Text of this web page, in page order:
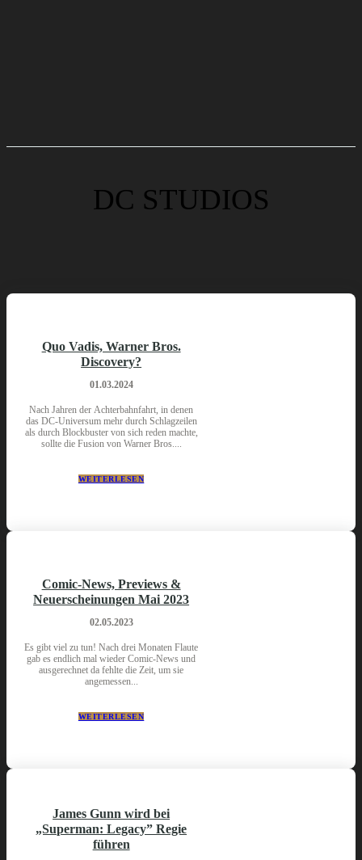
DC STUDIOS
Quo Vadis, Warner Bros.
Discovery?
01.03.2024
Nach Jahren der Achterbahnfahrt, in denen
das DC-Universum mehr durch Schlagzeilen
als durch Blockbuster von sich reden machte,
sollte die Fusion von Warner Bros....
WEITERLESEN
Comic-News, Previews &
Neuerscheinungen Mai 2023
02.05.2023
Es gibt viel zu tun! Nach drei Monaten Flaute
gab es endlich mal wieder Comic-News und
ausgerechnet da fehlte die Zeit, um sie
angemessen...
WEITERLESEN
James Gunn wird bei
„Superman: Legacy” Regie
führen